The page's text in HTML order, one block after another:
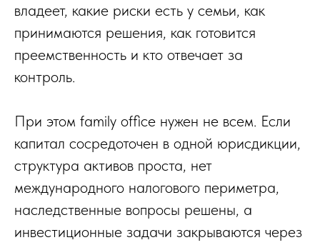
владеет, какие риски есть у семьи, как
принимаются решения, как готовится
преемственность и кто отвечает за
контроль.
При этом family office нужен не всем. Если
капитал сосредоточен в одной юрисдикции,
структура активов проста, нет
международного налогового периметра,
наследственные вопросы решены, а
инвестиционные задачи закрываются через